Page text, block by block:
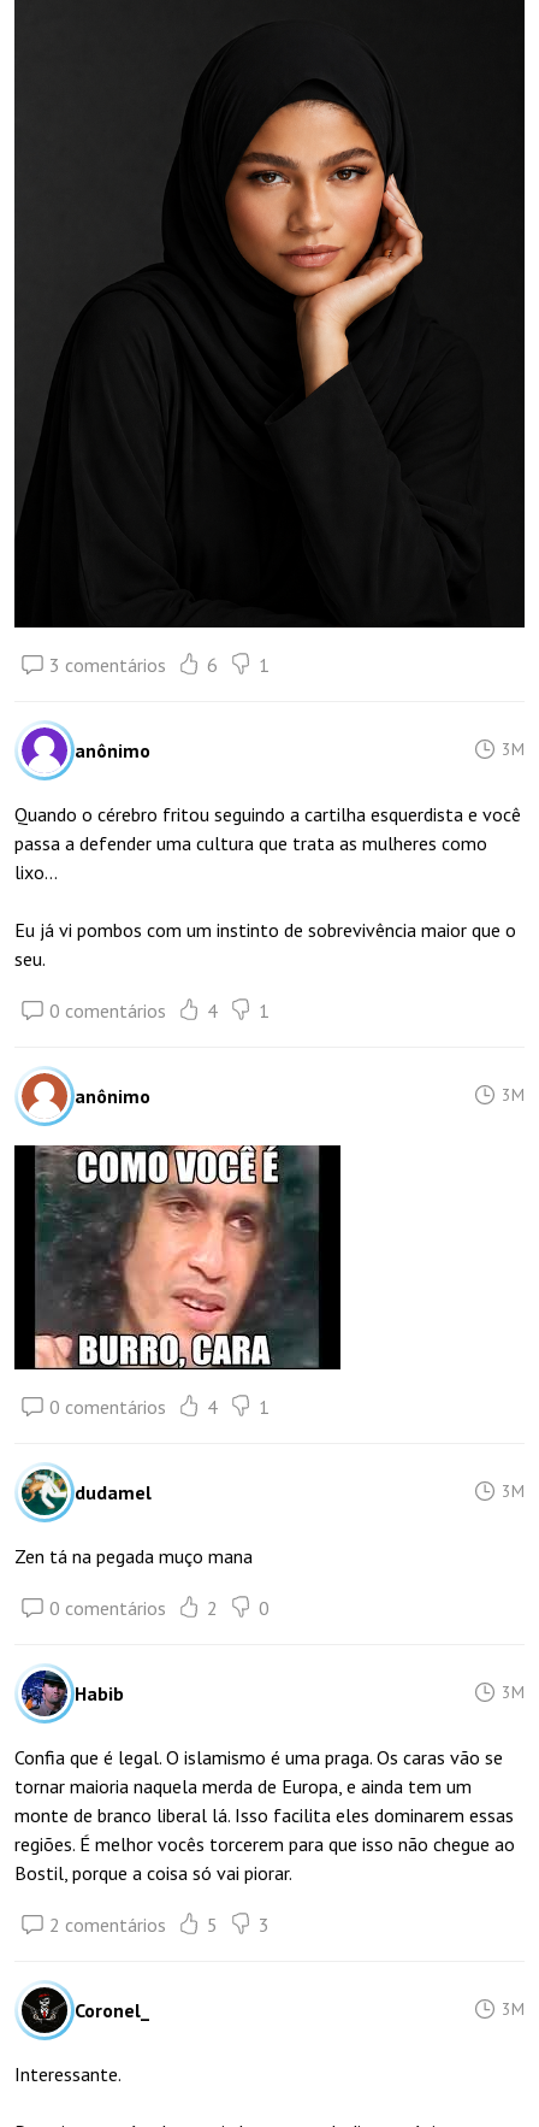
3 comentários 6 1
anônimo 3M
Quando o cérebro fritou seguindo a cartilha esquerdista e você
passa a defender uma cultura que trata as mulheres como
lixo...
Eu já vi pombos com um instinto de sobrevivência maior que o
seu.
0 comentários 4 1
anônimo 3M
0 comentários 4 1
dudamel 3M
Zen tá na pegada muço mana
0 comentários 2 0
Habib 3M
Confia que é legal. O islamismo é uma praga. Os caras vão se
tornar maioria naquela merda de Europa, e ainda tem um
monte de branco liberal lá. Isso facilita eles dominarem essas
regiões. É melhor vocês torcerem para que isso não chegue ao
Bostil, porque a coisa só vai piorar.
2 comentários 5 3
Coronel_ 3M
Interessante.